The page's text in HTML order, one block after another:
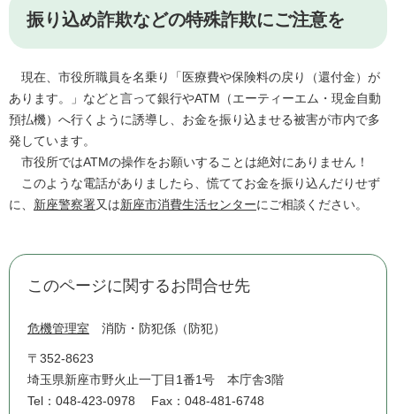
振り込め詐欺などの特殊詐欺にご注意を
現在、市役所職員を名乗り「医療費や保険料の戻り（還付金）が
あります。」などと言って銀行やATM（エーティーエム・現金自動
預払機）へ行くように誘導し、お金を振り込ませる被害が市内で多
発しています。
市役所ではATMの操作をお願いすることは絶対にありません！
このような電話がありましたら、慌ててお金を振り込んだりせず
に、 新座警察署又は新座市消費生活センターにご相談ください。
このページに関するお問合せ先
危機管理室 消防・防犯係（防犯）
〒352-8623
埼玉県新座市野火止一丁目1番1号 本庁舎3階
Tel：048-423-0978
Fax：048-481-6748